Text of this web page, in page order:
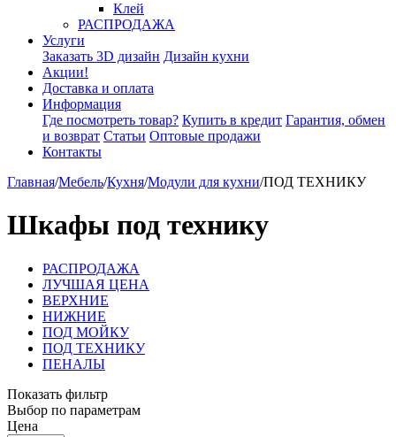
Клей
РАСПРОДАЖА
Услуги
Заказать 3D дизайн Дизайн кухни
Акции!
Доставка и оплата
Информация
Где посмотреть товар? Купить в кредит Гарантия, обмен
и возврат Статьи Оптовые продажи
Контакты
Главная/Мебель/Кухня/Модули для кухни/ПОД ТЕХНИКУ
Шкафы под технику
РАСПРОДАЖА
ЛУЧШАЯ ЦЕНА
ВЕРХНИЕ
НИЖНИЕ
ПОД МОЙКУ
ПОД ТЕХНИКУ
ПЕНАЛЫ
Показать фильтр
Выбор по параметрам
Цена